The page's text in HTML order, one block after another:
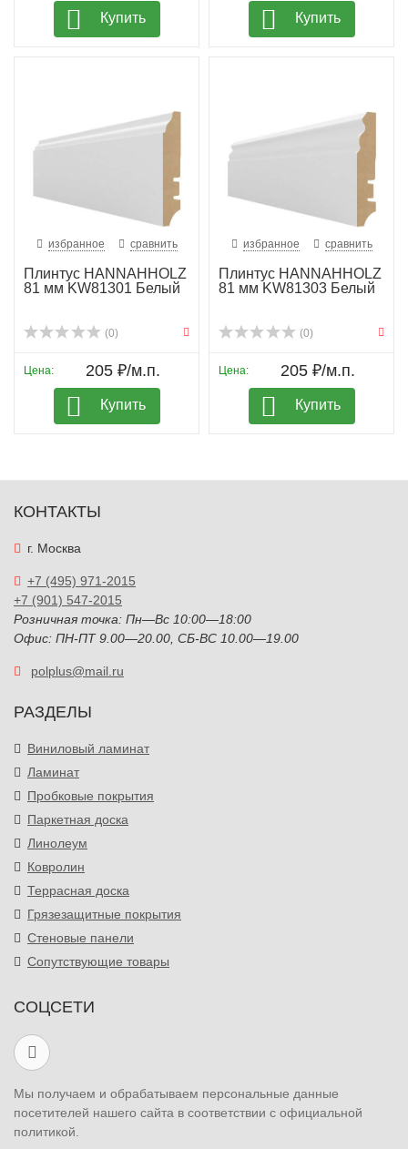
Купить Купить
избранное сравнить
Плинтус HANNAHHOLZ
81 мм KW81301 Белый
(0)
Цена: 205 ₽/м.п.
Купить
избранное сравнить
Плинтус HANNAHHOLZ
81 мм KW81303 Белый
(0)
Цена: 205 ₽/м.п.
Купить
КОНТАКТЫ
г. Москва
+7 (495) 971-2015
+7 (901) 547-2015
Розничная точка: Пн—Вс 10:00—18:00
Офис: ПН-ПТ 9.00—20.00, СБ-ВС 10.00—19.00
polplus@mail.ru
РАЗДЕЛЫ
Виниловый ламинат
Ламинат
Пробковые покрытия
Паркетная доска
Линолеум
Ковролин
Террасная доска
Грязезащитные покрытия
Стеновые панели
Сопутствующие товары
СОЦСЕТИ
Мы получаем и обрабатываем персональные данные
посетителей нашего сайта в соответствии с официальной
политикой.